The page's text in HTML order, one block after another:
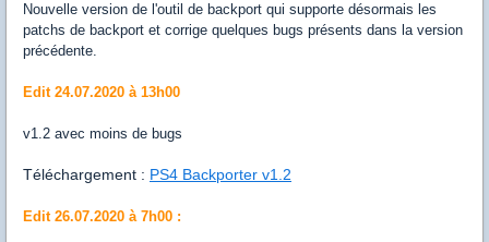
Nouvelle version de l'outil de backport qui supporte désormais les
patchs de backport et corrige quelques bugs présents dans la version
précédente.
Edit 24.07.2020 à 13h00
v1.2 avec moins de bugs
Téléchargement : PS4 Backporter v1.2
Edit 26.07.2020 à 7h00 :